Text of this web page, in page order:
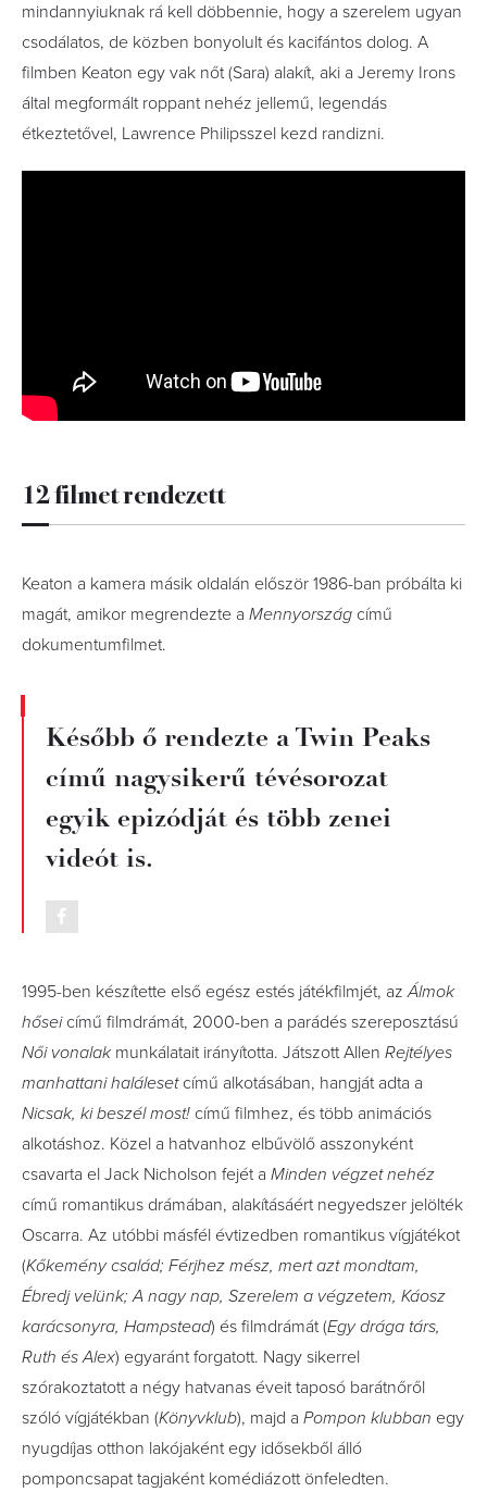
mindannyiuknak rá kell döbbennie, hogy a szerelem ugyan
csodálatos, de közben bonyolult és kacifántos dolog. A
filmben Keaton egy vak nőt (Sara) alakít, aki a Jeremy Irons
által megformált roppant nehéz jellemű, legendás
étkeztetővel, Lawrence Philipsszel kezd randizni.
12 filmet rendezett
Keaton a kamera másik oldalán először 1986-ban próbálta ki
magát, amikor megrendezte a Mennyország című
dokumentumfilmet.
Később ő rendezte a Twin Peaks
című nagysikerű tévésorozat
egyik epizódját és több zenei
videót is.
1995-ben készítette első egész estés játékfilmjét, azÁlmok
hőseicímű filmdrámát, 2000-ben a parádés szereposztású
Női vonalakmunkálatait irányította. Játszott Allen Rejtélyes
manhattani haláleset című alkotásában, hangját adta a
Nicsak, ki beszél most! című filmhez, és több animációs
alkotáshoz. Közel a hatvanhoz elbűvölő asszonyként
csavarta el Jack Nicholson fejét a Minden végzet nehéz
című romantikus drámában, alakításáért negyedszer jelölték
Oscarra. Az utóbbi másfél évtizedben romantikus vígjátékot
(Kőkemény család; Férjhez mész, mert azt mondtam,
Ébredj velünk; A nagy nap, Szerelem a végzetem, Káosz
karácsonyra, Hampstead) és filmdrámát (Egy drága társ,
Ruth és Alex) egyaránt forgatott. Nagy sikerrel
szórakoztatott a négy hatvanas éveit taposó barátnőről
szóló vígjátékban (Könyvklub), majd a Pompon klubban egy
nyugdíjas otthon lakójaként egy idősekből álló
pomponcsapat tagjaként komédiázott önfeledten.